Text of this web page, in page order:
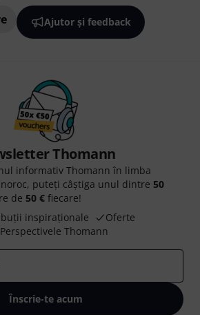
Ajutor și feedback
Thomann
informativ Thomann în limba
puteți câștiga unul dintre 50
de 50 € fiecare!
inspiraționale
Oferte
Perspectivele Thomann
Înscrie-te acum